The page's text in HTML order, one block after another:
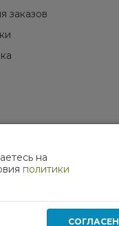
заказов
на
политики
СОГЛАСЕН